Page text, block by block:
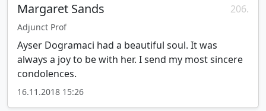
Margaret Sands
Adjunct Prof
206.
Ayser Dogramaci had a beautiful soul. It was
always a joy to be with her. I send my most sincere
condolences.
16.11.2018 15:26